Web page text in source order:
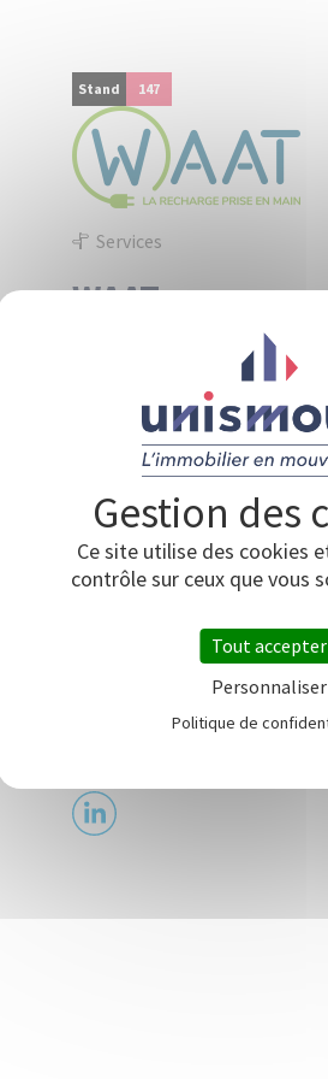
Stand 147
Services
WAAT
WAAT est un opérateur
recharge rapide présent en
l'international. L'expertise de
: étude technique, fourniture
bornes à protocole ouvert,
d'installation, maintenance,
L'offre de WAAT permet une
100% de l'infrastructure
L'application MyWAAT, unique
permet la recharge à domicile
déplacement, la
le suivi des consommations et
Ce site utilise des cookies
contrôle sur ceux que vous
Tout accepter
Personnaliser
Politique de